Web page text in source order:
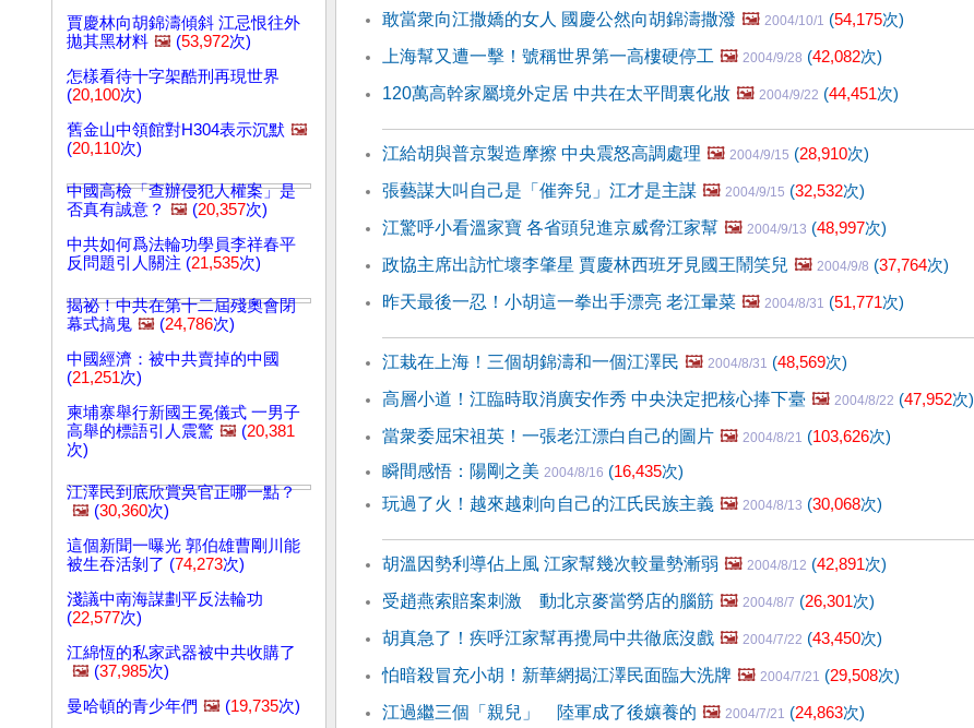
賈慶林向胡錦濤傾斜 江忌恨往外
拋其黑材料 🖼️ (53,972次)
怎樣看待十字架酷刑再現世界
(20,100次)
舊金山中領館對H304表示沉默 🖼️
(20,110次)
中國高檢「查辦侵犯人權案」是
否真有誠意？ 🖼️ (20,357次)
中共如何爲法輪功學員李祥春平
反問題引人關注 (21,535次)
揭祕！中共在第十二屆殘奧會閉
幕式搞鬼 🖼️ (24,786次)
中國經濟：被中共賣掉的中國
(21,251次)
柬埔寨舉行新國王冕儀式 一男子
高舉的標語引人震驚 🖼️ (20,381
次)
江澤民到底欣賞吳官正哪一點？
🖼️ (30,360次)
這個新聞一曝光 郭伯雄曹剛川能
被生吞活剝了 (74,273次)
淺議中南海謀劃平反法輪功
(22,577次)
江綿恆的私家武器被中共收購了
🖼️ (37,985次)
曼哈頓的青少年們 🖼️ (19,735次)
敢當衆向江撒嬌的女人 國慶公然向胡錦濤撒潑 🖼️ 2004/10/1 (54,175次)
上海幫又遭一擊！號稱世界第一高樓硬停工 🖼️ 2004/9/28 (42,082次)
120萬高幹家屬境外定居 中共在太平間裏化妝 🖼️ 2004/9/22 (44,451次)
江給胡與普京製造摩擦 中央震怒高調處理 🖼️ 2004/9/15 (28,910次)
張藝謀大叫自己是「催奔兒」江才是主謀 🖼️ 2004/9/15 (32,532次)
江驚呼小看溫家寶 各省頭兒進京威脅江家幫 🖼️ 2004/9/13 (48,997次)
政協主席出訪忙壞李肇星 賈慶林西班牙見國王鬧笑兒 🖼️ 2004/9/8 (37,764次)
昨天最後一忍！小胡這一拳出手漂亮 老江暈菜 🖼️ 2004/8/31 (51,771次)
江栽在上海！三個胡錦濤和一個江澤民 🖼️ 2004/8/31 (48,569次)
高層小道！江臨時取消廣安作秀 中央決定把核心捧下臺 🖼️ 2004/8/22 (47,952次)
當衆委屈宋祖英！一張老江漂白自己的圖片 🖼️ 2004/8/21 (103,626次)
瞬間感悟：陽剛之美 2004/8/16 (16,435次)
玩過了火！越來越刺向自己的江氏民族主義 🖼️ 2004/8/13 (30,068次)
胡溫因勢利導佔上風 江家幫幾次較量勢漸弱 🖼️ 2004/8/12 (42,891次)
受趙燕索賠案刺激 動北京麥當勞店的腦筋 🖼️ 2004/8/7 (26,301次)
胡真急了！疾呼江家幫再攪局中共徹底沒戲 🖼️ 2004/7/22 (43,450次)
怕暗殺冒充小胡！新華網揭江澤民面臨大洗牌 🖼️ 2004/7/21 (29,508次)
江過繼三個「親兒」 陸軍成了後孃養的 🖼️ 2004/7/21 (24,863次)